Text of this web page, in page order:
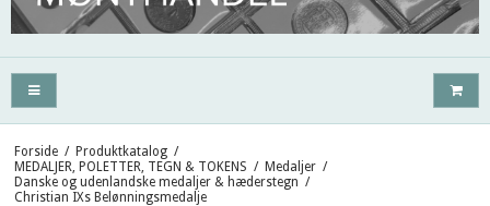
Forside / Produktkatalog /
MEDALJER, POLETTER, TEGN & TOKENS / Medaljer /
Danske og udenlandske medaljer & hæderstegn /
Christian IXs Belønningsmedalje